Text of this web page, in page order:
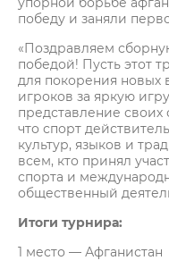
победу и заняли
«Поздравляем
победой! Пусть этот
для покорения новых
игроков за яркую
представление своих
что спорт
культур, языков и
всем, кто принял
спорта и
общественный
Итоги турнира:
1 место — Афганистан